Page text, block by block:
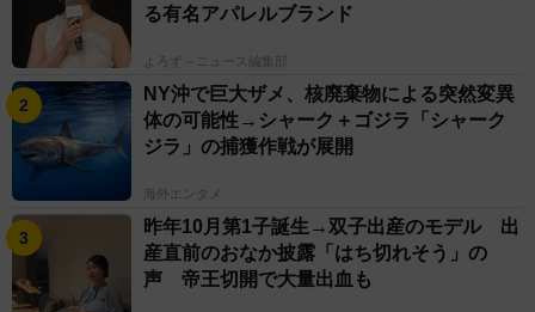
る有名アパレルブランド
よろず～ニュース編集部
NY沖で巨大ザメ、核廃棄物による突然変異
体の可能性→シャーク＋ゴジラ「シャーク
ジラ」の捕獲作戦が展開
海外エンタメ
昨年10月第1子誕生→双子出産のモデル 出
産直前のおなか披露「はち切れそう」の
声 帝王切開で大量出血も